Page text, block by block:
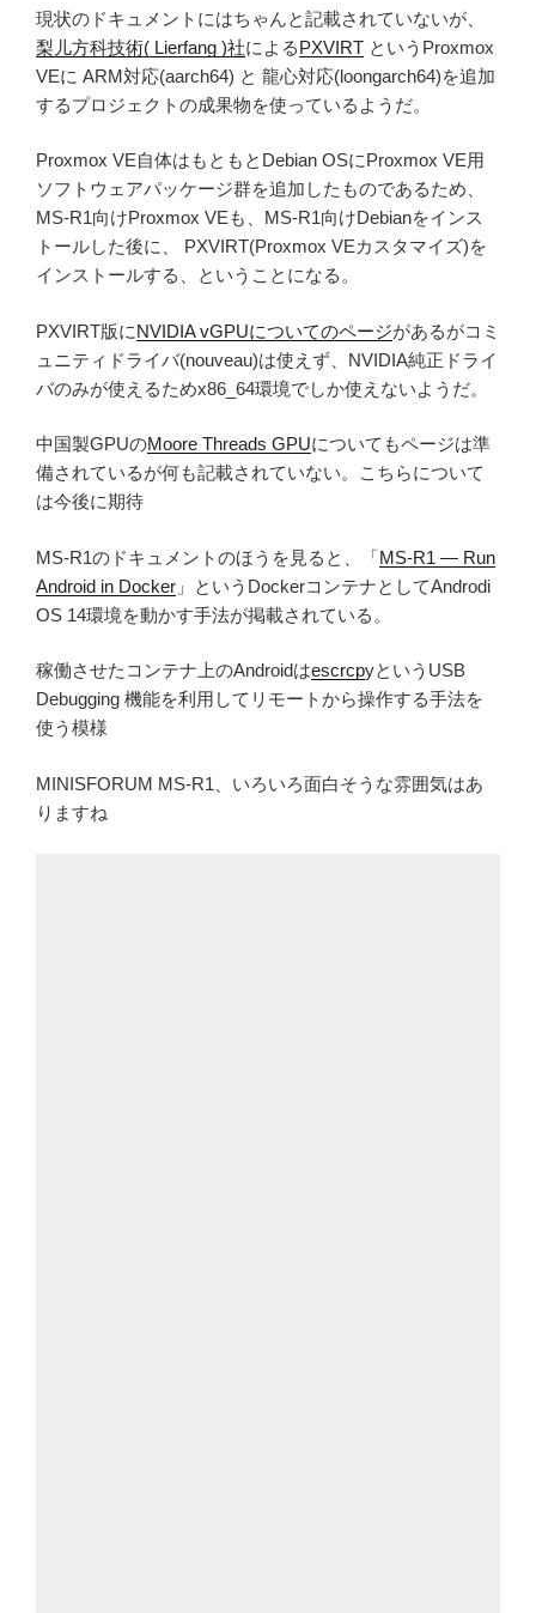
現状のドキュメントにはちゃんと記載されていないが、
梨儿方科技術( Lierfang )社によるPXVIRT というProxmox
VEに ARM対応(aarch64) と 龍心対応(loongarch64)を追加
するプロジェクトの成果物を使っているようだ。
Proxmox VE自体はもともとDebian OSにProxmox VE用
ソフトウェアパッケージ群を追加したものであるため、
MS-R1向けProxmox VEも、MS-R1向けDebianをインス
トールした後に、 PXVIRT(Proxmox VEカスタマイズ)を
インストールする、ということになる。
PXVIRT版にNVIDIA vGPUについてのページがあるがコミ
ュニティドライバ(nouveau)は使えず、NVIDIA純正ドライ
バのみが使えるためx86_64環境でしか使えないようだ。
中国製GPUのMoore Threads GPUについてもページは準
備されているが何も記載されていない。こちらについて
は今後に期待
MS-R1のドキュメントのほうを見ると、「MS-R1 — Run
Android in Docker 」というDockerコンテナとしてAndrodi
OS 14環境を動かす手法が掲載されている。
稼働させたコンテナ上のAndroidはescrcpyというUSB
Debugging 機能を利用してリモートから操作する手法を
使う模様
MINISFORUM MS-R1、いろいろ面白そうな雰囲気はあ
りますね